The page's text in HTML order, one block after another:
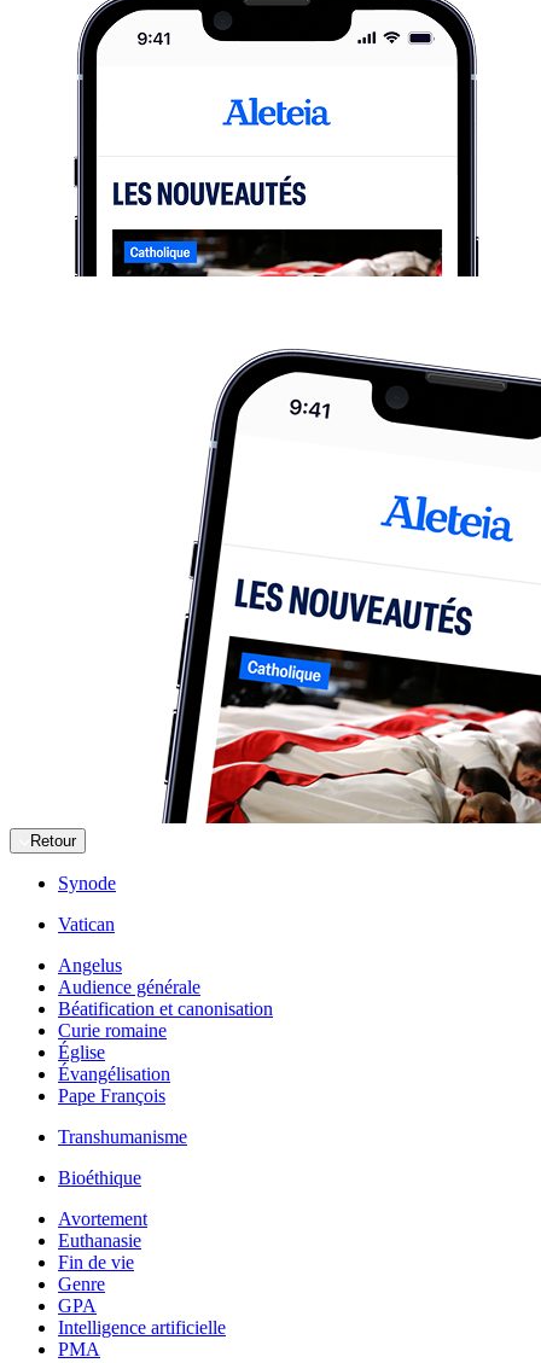
Retour
Synode
Vatican
Angelus
Audience générale
Béatification et canonisation
Curie romaine
Église
Évangélisation
Pape François
Transhumanisme
Bioéthique
Avortement
Euthanasie
Fin de vie
Genre
GPA
Intelligence artificielle
PMA